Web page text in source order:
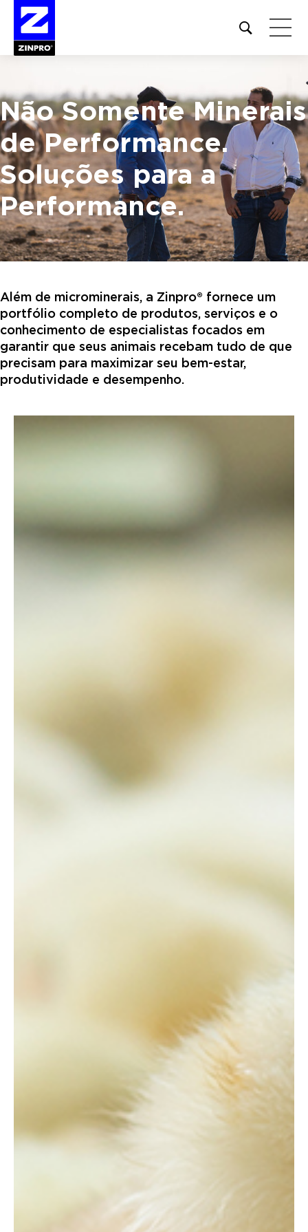
Open
site
search
Pesquisar
por:
Não Somente Minerais
de Performance.
Soluções para a
Performance.
Além de microminerais, a Zinpro® fornece um
portfólio completo de produtos, serviços e o
conhecimento de especialistas focados em
garantir que seus animais recebam tudo de que
precisam para maximizar seu bem-estar,
produtividade e desempenho.